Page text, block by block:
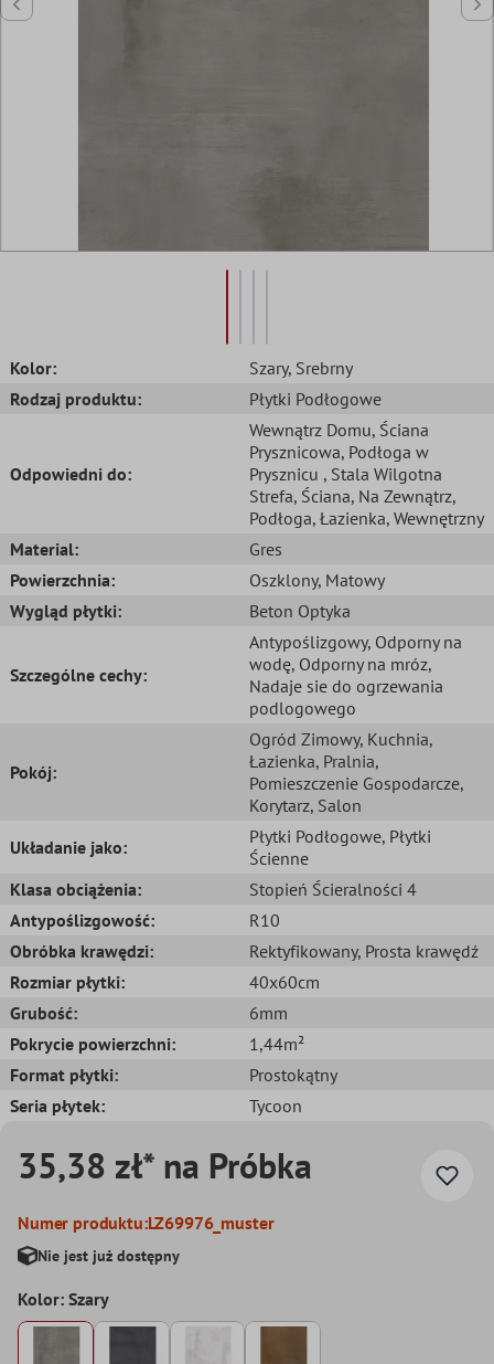
Kolor: Szary, Srebrny
Rodzaj produktu:
Płytki Podłogowe
Odpowiedni do:
Wewnątrz Domu, Ściana
Prysznicowa, Podłoga w
Prysznicu , Stala Wilgotna
Strefa, Ściana, Na Zewnątrz,
Podłoga, Łazienka, Wewnętrzny
Material:
Gres
Powierzchnia:
Oszklony, Matowy
Wygląd płytki:
Beton Optyka
Szczególne cechy:
Antypoślizgowy, Odporny na
wodę, Odporny na mróz,
Nadaje sie do ogrzewania
podlogowego
Pokój:
Ogród Zimowy, Kuchnia,
Łazienka, Pralnia,
Pomieszczenie Gospodarcze,
Korytarz, Salon
Układanie jako:
Płytki Podłogowe, Płytki
Ścienne
Klasa obciążenia:
Stopień Ścieralności 4
Antypoślizgowość:
R10
Obróbka krawędzi:
Rektyfikowany, Prosta krawędź
Rozmiar płytki:
40x60cm
Grubość:
6mm
Pokrycie powierzchni:
1,44m²
Format płytki:
Prostokątny
Seria płytek:
Tycoon
35,38 zł* na Próbka
Numer produktu:LZ69976_muster
Nie jest już dostępny
Kolor: Szary